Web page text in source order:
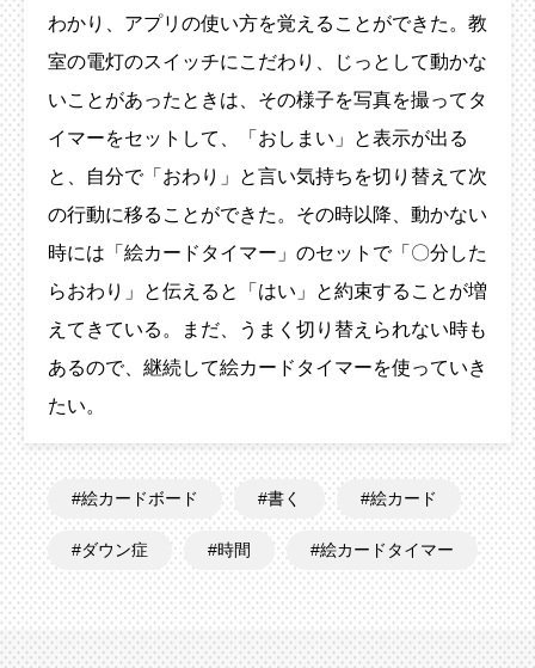
わかり、アプリの使い方を覚えることができた。教
室の電灯のスイッチにこだわり、じっとして動かな
いことがあったときは、その様子を写真を撮ってタ
イマーをセットして、「おしまい」と表示が出る
と、自分で「おわり」と言い気持ちを切り替えて次
の行動に移ることができた。その時以降、動かない
時には「絵カードタイマー」のセットで「〇分した
らおわり」と伝えると「はい」と約束することが増
えてきている。まだ、うまく切り替えられない時も
あるので、継続して絵カードタイマーを使っていき
たい。
絵カードボード 書く 絵カード
ダウン症 時間 絵カードタイマー